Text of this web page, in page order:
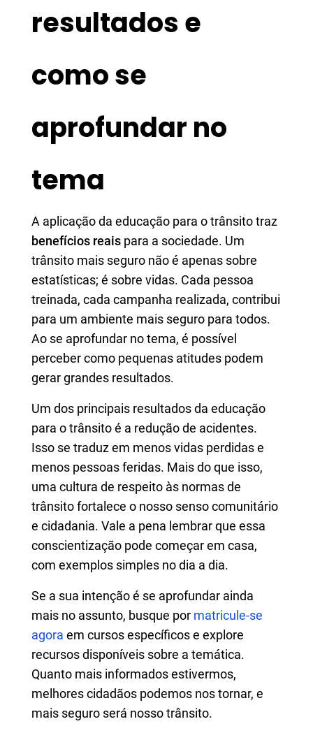
resultados e
como se
aprofundar no
tema
A aplicação da educação para o trânsito traz
benefícios reais para a sociedade. Um
trânsito mais seguro não é apenas sobre
estatísticas; é sobre vidas. Cada pessoa
treinada, cada campanha realizada, contribui
para um ambiente mais seguro para todos.
Ao se aprofundar no tema, é possível
perceber como pequenas atitudes podem
gerar grandes resultados.
Um dos principais resultados da educação
para o trânsito é a redução de acidentes.
Isso se traduz em menos vidas perdidas e
menos pessoas feridas. Mais do que isso,
uma cultura de respeito às normas de
trânsito fortalece o nosso senso comunitário
e cidadania. Vale a pena lembrar que essa
conscientização pode começar em casa,
com exemplos simples no dia a dia.
Se a sua intenção é se aprofundar ainda
mais no assunto, busque por matricule-se
agora em cursos específicos e explore
recursos disponíveis sobre a temática.
Quanto mais informados estivermos,
melhores cidadãos podemos nos tornar, e
mais seguro será nosso trânsito.